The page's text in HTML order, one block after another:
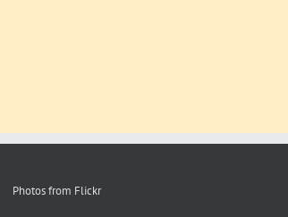
Photos from Flickr